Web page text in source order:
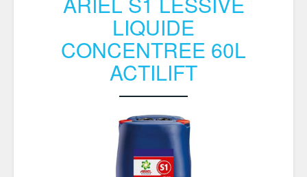
LIQUIDE
CONCENTREE 60L
ACTILIFT